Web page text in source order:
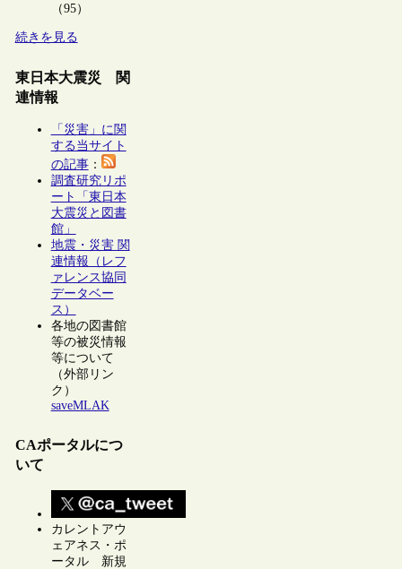
（95）
続きを見る
東日本大震災 関
連情報
「災害」に関
する当サイト
の記事：
調査研究リポ
ート「東日本
大震災と図書
館」
地震・災害 関
連情報（レフ
ァレンス協同
データベー
ス）
各地の図書館
等の被災情報
等について
（外部リン
ク）
saveMLAK
CAポータルにつ
いて
カレントアウ
ェアネス・ポ
ータル 新規